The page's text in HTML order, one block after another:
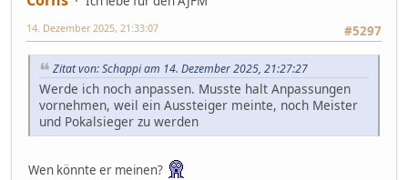
#5297
14. Dezember 2025, 21:33:07
Zitat von: Schappi am 14. Dezember 2025, 21:27:27
Werde ich noch anpassen. Musste halt Anpassungen
vornehmen, weil ein Aussteiger meinte, noch Meister
und Pokalsieger zu werden
Wen könnte er meinen?